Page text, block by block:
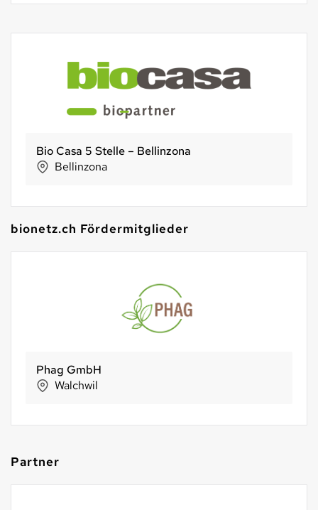
Bio Casa 5 Stelle – Bellinzona
Bellinzona
bionetz.ch Fördermitglieder
Phag GmbH
Walchwil
Partner